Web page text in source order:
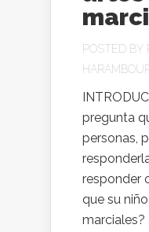
POSTED BY
pregunta
personas,
responder
que su
marciales?